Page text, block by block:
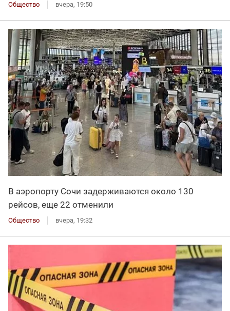
Общество вчера, 19:50
В аэропорту Сочи задерживаются около 130
рейсов, еще 22 отменили
Общество вчера, 19:32